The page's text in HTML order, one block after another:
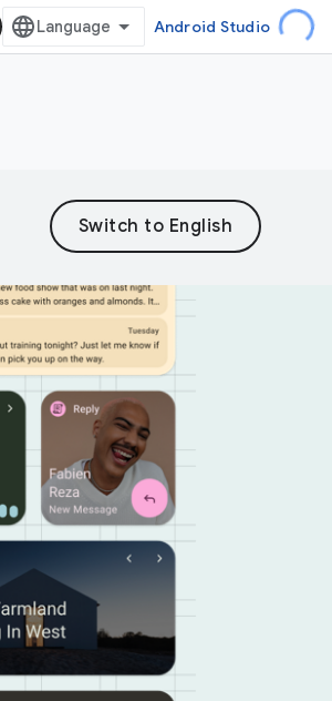
Android Studio